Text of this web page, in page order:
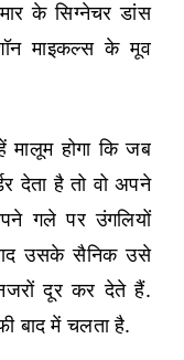
के सिग्नेचर डांस
माइकल्स के मूव
मालूम होगा कि जब
देता है तो वो अपने
गले पर उंगलियों
उसके सैनिक उसे
नजरों दूर कर देते हैं.
बाद में चलता है.